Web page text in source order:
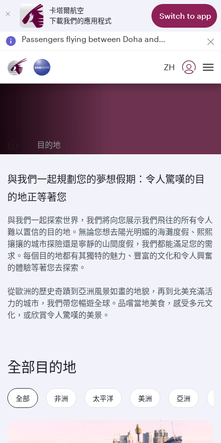
卡塔爾航空
下載我們的應用程式
Switch to app
Passengers flying between Doha and Auckland on QR914 and QR915
18 June 2026: Updates on Travelling with Power Banks
ZH
探索我們的目的地
目的地
與我們一起規劃您的夢想假期：令人驚嘆的目
的地正等著您
與我們一起探索世界，我們將向您展示我們飛往的所有令人
難以置信的目的地。無論您想去陽光明媚的海灘度假、熙熙
攘攘的城市探險還是寧靜的山間度假，我們都能滿足您的需
求。每個目的地都有其獨特的魅力、豐富的文化和令人興奮
的體驗等著您去探索。
從歐洲的歷史奇蹟到亞洲風景如畫的地貌，再到北美充滿活
力的城市，我們帶您暢遊全球。品嚐當地美食，感受多元文
化，或欣賞令人驚嘆的美景。
全部目的地
全部 非洲 太平洋 美洲 亞洲